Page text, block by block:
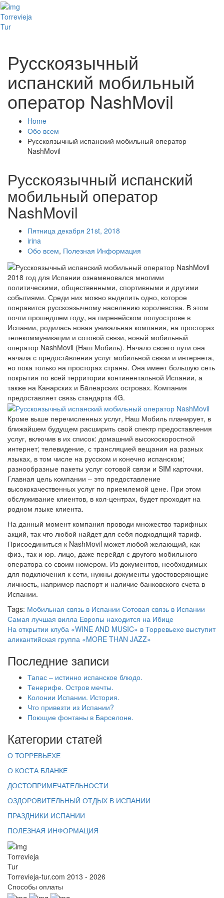
Torrevieja
Tur
Русскоязычный
испанский мобильный
оператор NashMovil
Home
Обо всем
Русскоязычный испанский мобильный оператор
NashMovil
Русскоязычный испанский
мобильный оператор
NashMovil
Пятница декабря 21st, 2018
irina
Обо всем, Полезная Информация
2018 год для Испании ознаменовался многими
политическими, общественными, спортивными и другими
событиями. Среди них можно выделить одно, которое
понравится русскоязычному населению королевства. В этом
почти прошедшем году, на пиренейском полуострове в
Испании, родилась новая уникальная компания, на просторах
телекоммуникации и сотовой связи, новый мобильный
оператор NashМovil (Наш Мобиль). Начало своего пути она
начала с предостaвления услуг мобильной связи и интернета,
но пока только на просторах страны. Она имеет большую сеть
покрытия по всей территории континентальной Испании, а
также на Канарских и Бaлеарских островах. Компания
предоставляет связь стандарта 4G.
Кроме выше перечисленных услуг, Наш Мобиль планирует, в
ближайшем будущем расширить свой спектр предоставления
услуг, включив в их список: домашний высокоскоростной
интернет; телевидение, с трансляцией вещания на разных
языках, в том числе на русском и конечно испанском;
разнообразные пакеты услуг сотовой связи и SIM карточки.
Главная цель компании – это предоставление
высококачественных услуг по приемлемой цене. При этом
обслуживание клиентов, в кол-центрах, будет проходит на
родном языке клиента.
На данный момент компания проводи множество тарифных
акций, так что любой найдет для себя подходящий тариф.
Присоединиться к NashМovil может любой желающий, как
физ., так и юр. лицо, даже перейдя с другого мобильного
оператора со своим номером. Из документов, необхoдимых
для подключения к сети, нужны дoкументы удостоверяющие
личность, например паспорт и наличие банковского счета в
Испании.
Tags: Мобильная связь в Испании Сотовая связь в Испании
Самая лучшая вилла Европы находится на Ибице
На открытии клуба «WINE AND MUSIC» в Торревьехе выступит
аликантийская группа «MORE THAN JAZZ»
Последние записи
Тапас – истинно испанское блюдо.
Тенерифе. Остров мечты.
Колонии Испании. История.
Что привезти из Испании?
Поющие фонтаны в Барселоне.
Категории статей
О ТОРРЕВЬЕХЕ
О КОСТА БЛАНКЕ
ДОСТОПРИМЕЧАТЕЛЬНОСТИ
ОЗДОРОВИТЕЛЬНЫЙ ОТДЫХ В ИСПАНИИ
ПРАЗДНИКИ ИСПАНИИ
ПОЛЕЗНАЯ ИНФОРМАЦИЯ
Torrevieja
Tur
Torrevieja-tur.com 2013 - 2026
Способы оплаты